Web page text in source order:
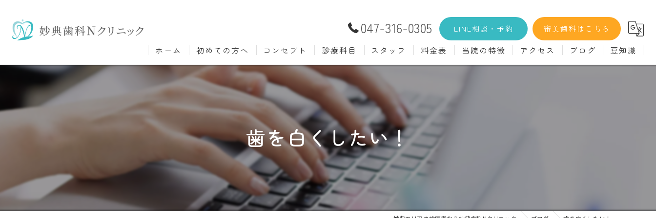
047-316-0305 LINE相談・予約 審美歯科はこちら
ホーム 初めての方へ コンセプト 診療科目
むし歯治療
小児歯科
口腔外科
ホワイトニング 歯科検診
審美歯科 根管治療
知覚過敏
スタッフ 料金表 当院の特徴 アクセス ブログ 豆知識
歯を白くしたい！